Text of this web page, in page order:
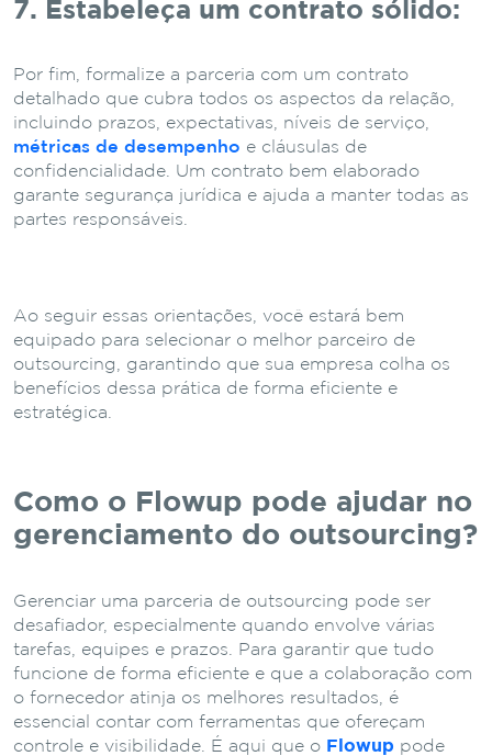
7. Estabeleça um contrato sólido:
Por fim, formalize a parceria com um contrato
detalhado que cubra todos os aspectos da relação,
incluindo prazos, expectativas, níveis de serviço,
métricas de desempenho e cláusulas de
confidencialidade. Um contrato bem elaborado
garante segurança jurídica e ajuda a manter todas as
partes responsáveis.
Ao seguir essas orientações, você estará bem
equipado para selecionar o melhor parceiro de
outsourcing, garantindo que sua empresa colha os
benefícios dessa prática de forma eficiente e
estratégica.
Como o Flowup pode ajudar no
gerenciamento do outsourcing?
Gerenciar uma parceria de outsourcing pode ser
desafiador, especialmente quando envolve várias
tarefas, equipes e prazos. Para garantir que tudo
funcione de forma eficiente e que a colaboração com
o fornecedor atinja os melhores resultados, é
essencial contar com ferramentas que ofereçam
controle e visibilidade. É aqui que o Flowup pode